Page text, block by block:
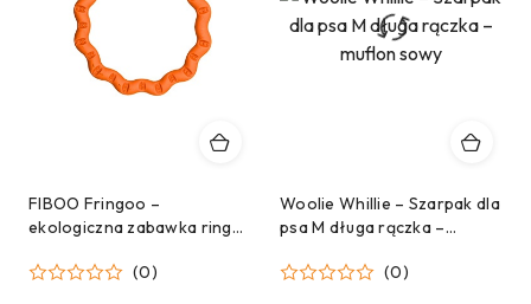
FIBOO Fringoo –
ekologiczna zabawka ringo i
pomarańczowe (ø 18 cm)
(0)
Woolie Whillie – Szarpak dla
psa M długa rączka –
(0)